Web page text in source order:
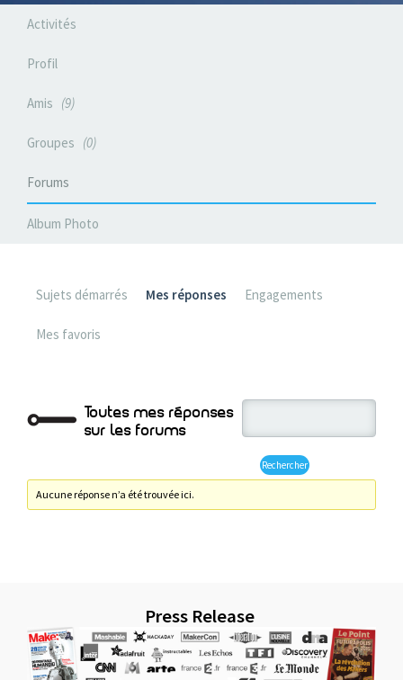
Activités
Profil
Amis 9
Groupes 0
Forums
Album Photo
Sujets démarrés Mes réponses Engagements
Mes favoris
Toutes mes réponses
sur les forums
Aucune réponse n’a été trouvée ici.
Press Release